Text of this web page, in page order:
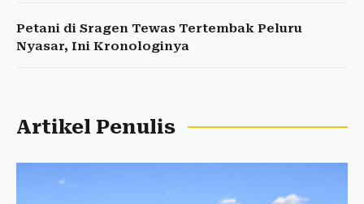
Petani di Sragen Tewas Tertembak Peluru
Nyasar, Ini Kronologinya
Artikel Penulis